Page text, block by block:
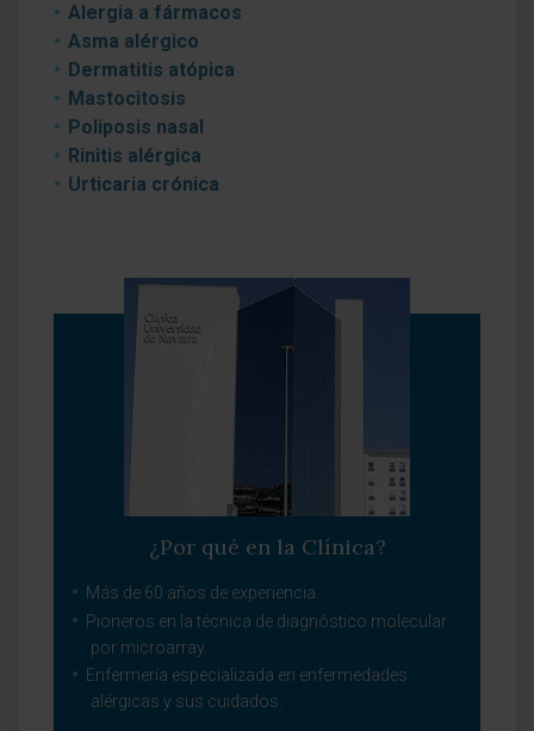
Alergia a fármacos
Asma alérgico
Dermatitis atópica
Mastocitosis
Poliposis nasal
Rinitis alérgica
Urticaria crónica
¿Por qué en la Clínica?
Más de 60 años de experiencia.
Pioneros en la técnica de diagnóstico molecular
por microarray.
Enfermería especializada en enfermedades
alérgicas y sus cuidados.